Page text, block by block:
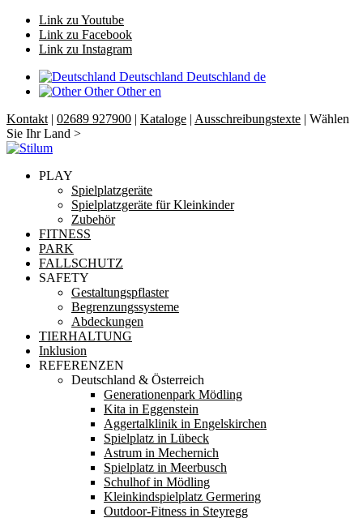
Link zu Youtube
Link zu Facebook
Link zu Instagram
Deutschland Deutschland de
Other Other en
Kontakt | 02689 927900 | Kataloge | Ausschreibungstexte | Wählen
Sie Ihr Land >
PLAY
Spielplatzgeräte
Spielplatzgeräte für Kleinkinder
Zubehör
FITNESS
PARK
FALLSCHUTZ
SAFETY
Gestaltungspflaster
Begrenzungssysteme
Abdeckungen
TIERHALTUNG
Inklusion
REFERENZEN
Deutschland & Österreich
Generationenpark Mödling
Kita in Eggenstein
Aggertalklinik in Engelskirchen
Spielplatz in Lübeck
Astrum in Mechernich
Spielplatz in Meerbusch
Schulhof in Mödling
Kleinkindspielplatz Germering
Outdoor-Fitness in Steyregg